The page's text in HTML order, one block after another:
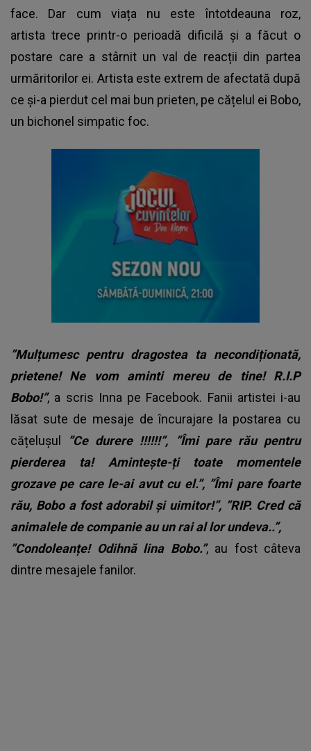
face. Dar cum viața nu este întotdeauna roz,
artista trece printr-o perioadă dificilă și a făcut o
postare care a stârnit un val de reacții din partea
urmăritorilor ei. Artista este extrem de afectată după
ce și-a pierdut cel mai bun prieten, pe cățelul ei Bobo,
un bichonel simpatic foc.
”Mulțumesc pentru dragostea ta necondiționată,
prietene! Ne vom aminti mereu de tine! R.I.P
Bobo!”, a scris Inna pe Facebook. Fanii artistei i-au
lăsat sute de mesaje de încurajare la postarea cu
cățelușul
”Ce durere !!!!!!”, ”Îmi pare rău pentru
pierderea ta! Amintește-ți toate momentele
grozave pe care le-ai avut cu el.”, ”Îmi pare foarte
rău, Bobo a fost adorabil și uimitor!”, ”RIP. Cred că
animalele de companie au un rai al lor undeva..”,
”Condoleanțe! Odihnă lina Bobo.”, au fost câteva
dintre mesajele fanilor.